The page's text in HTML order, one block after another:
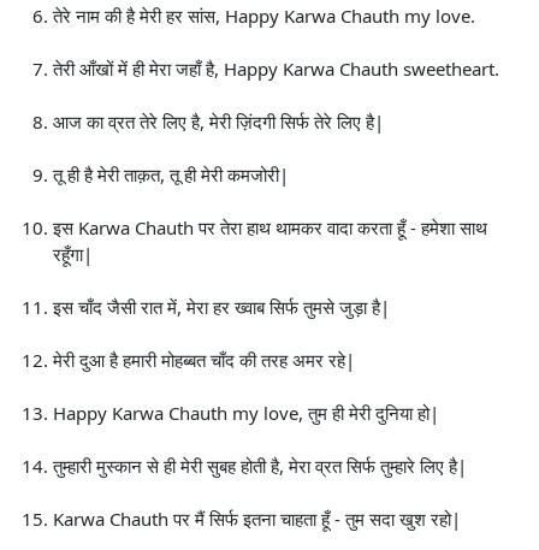
तेरे नाम की है मेरी हर सांस, Happy Karwa Chauth my love.
तेरी आँखों में ही मेरा जहाँ है, Happy Karwa Chauth sweetheart.
आज का व्रत तेरे लिए है, मेरी ज़िंदगी सिर्फ तेरे लिए है|
तू ही है मेरी ताक़त, तू ही मेरी कमजोरी|
इस Karwa Chauth पर तेरा हाथ थामकर वादा करता हूँ - हमेशा साथ
रहूँगा|
इस चाँद जैसी रात में, मेरा हर ख्वाब सिर्फ तुमसे जुड़ा है|
मेरी दुआ है हमारी मोहब्बत चाँद की तरह अमर रहे|
Happy Karwa Chauth my love, तुम ही मेरी दुनिया हो|
तुम्हारी मुस्कान से ही मेरी सुबह होती है, मेरा व्रत सिर्फ तुम्हारे लिए है|
Karwa Chauth पर मैं सिर्फ इतना चाहता हूँ - तुम सदा खुश रहो|